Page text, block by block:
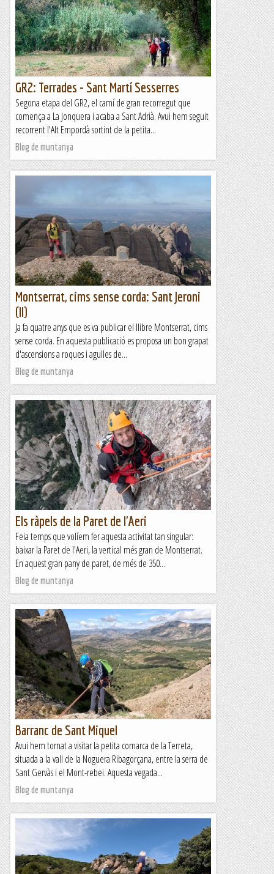
GR2: Terrades - Sant Martí Sesserres
Segona etapa del GR2, el camí de gran recorregut que
comença a La Jonquera i acaba a Sant Adrià. Avui hem seguit
recorrent l'Alt Empordà sortint de la petita...
Blog de muntanya
Montserrat, cims sense corda: Sant Jeroni
(II)
Ja fa quatre anys que es va publicar el llibre Montserrat, cims
sense corda. En aquesta publicació es proposa un bon grapat
d'ascensions a roques i agulles de...
Blog de muntanya
Els ràpels de la Paret de l'Aeri
Feia temps que volíem fer aquesta activitat tan singular:
baixar la Paret de l'Aeri, la vertical més gran de Montserrat.
En aquest gran pany de paret, de més de 350...
Blog de muntanya
Barranc de Sant Miquel
Avui hem tornat a visitar la petita comarca de la Terreta,
situada a la vall de la Noguera Ribagorçana, entre la serra de
Sant Gervàs i el Mont-rebei. Aquesta vegada...
Blog de muntanya